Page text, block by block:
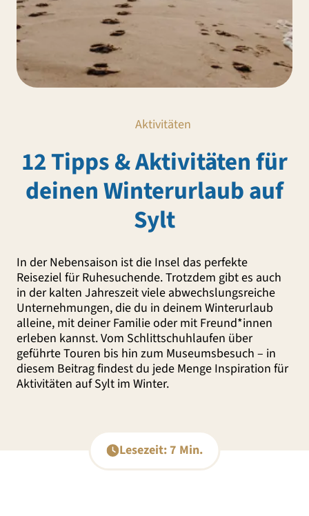
Aktivitäten
12 Tipps & Aktivitäten für
deinen Winterurlaub auf
Sylt
In der Nebensaison ist die Insel das perfekte
Reiseziel für Ruhesuchende. Trotzdem gibt es auch
in der kalten Jahreszeit viele abwechslungsreiche
Unternehmungen, die du in deinem Winterurlaub
alleine, mit deiner Familie oder mit Freund*innen
erleben kannst. Vom Schlittschuhlaufen über
geführte Touren bis hin zum Museumsbesuch – in
diesem Beitrag findest du jede Menge Inspiration für
Aktivitäten auf Sylt im Winter.
Lesezeit: 7 Min.